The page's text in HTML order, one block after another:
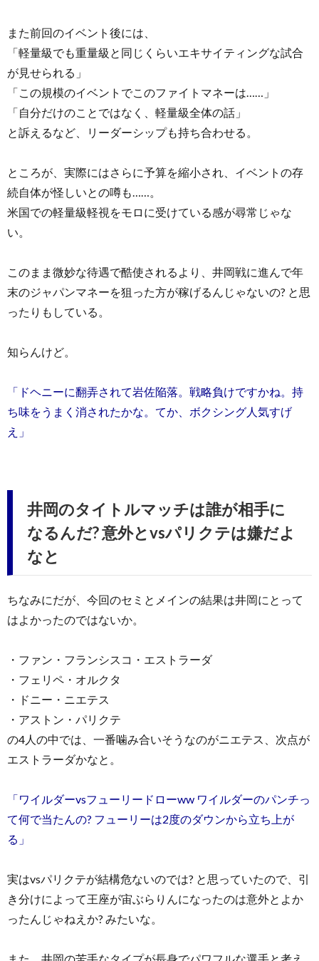
また前回のイベント後には、
「軽量級でも重量級と同じくらいエキサイティングな試合
が見せられる」
「この規模のイベントでこのファイトマネーは……」
「自分だけのことではなく、軽量級全体の話」
と訴えるなど、リーダーシップも持ち合わせる。
ところが、実際にはさらに予算を縮小され、イベントの存
続自体が怪しいとの噂も……。
米国での軽量級軽視をモロに受けている感が尋常じゃな
い。
このまま微妙な待遇で酷使されるより、井岡戦に進んで年
末のジャパンマネーを狙った方が稼げるんじゃないの? と思
ったりもしている。
知らんけど。
「ドヘニーに翻弄されて岩佐陥落。戦略負けですかね。持
ち味をうまく消されたかな。てか、ボクシング人気すげ
え」
井岡のタイトルマッチは誰が相手に
なるんだ? 意外とvsパリクテは嫌だよ
なと
ちなみにだが、今回のセミとメインの結果は井岡にとって
はよかったのではないか。
・ファン・フランシスコ・エストラーダ
・フェリペ・オルクタ
・ドニー・ニエテス
・アストン・パリクテ
の4人の中では、一番噛み合いそうなのがニエテス、次点が
エストラーダかなと。
「ワイルダーvsフューリードローww ワイルダーのパンチっ
て何で当たんの? フューリーは2度のダウンから立ち上が
る」
実はvsパリクテが結構危ないのでは? と思っていたので、引
き分けによって王座が宙ぶらりんになったのは意外とよか
ったんじゃねえか? みたいな。
また、井岡の苦手なタイプが長身でパワフルな選手と考え